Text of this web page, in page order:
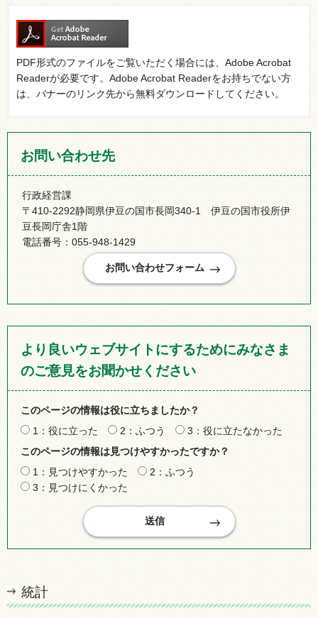
PDF形式のファイルをご覧いただく場合には、Adobe Acrobat
Readerが必要です。Adobe Acrobat Readerをお持ちでない方
は、バナーのリンク先から無料ダウンロードしてください。
お問い合わせ先
行政経営課
〒410-2292静岡県伊豆の国市長岡340-1 伊豆の国市役所伊
豆長岡庁舎1階
電話番号：055-948-1429
より良いウェブサイトにするためにみなさま
のご意見をお聞かせください
このページの情報は役に立ちましたか？
1：役に立った
2：ふつう
3：役に立たなかった
このページの情報は見つけやすかったですか？
1：見つけやすかった
2：ふつう
3：見つけにくかった
統計